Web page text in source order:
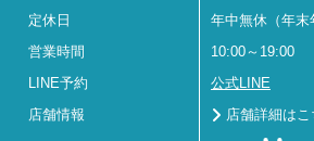
定休日
年中無休（年末
営業時間 10:00～19:00
LINE予約 公式LINE
店舗情報 店舗詳細はこ